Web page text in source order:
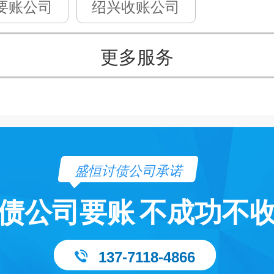
账公司 绍兴收账公司
更多服务
盛恒讨债公司承诺
公司要账不成功不
137-7118-4866